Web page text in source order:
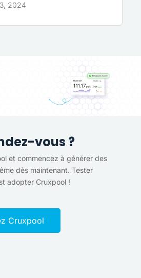
2024
vous ?
et commencez à générer des
dès maintenant. Tester
adopter Cruxpool !
Cruxpool